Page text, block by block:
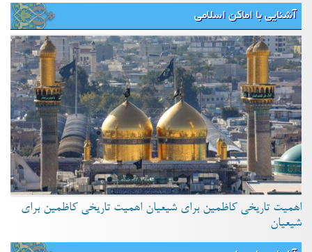
آشنایی با اماکن اسلامی
اهمیت تاریخی کاظمین برای شیعیان اهمیت تاریخی کاظمین برای
شیعیان